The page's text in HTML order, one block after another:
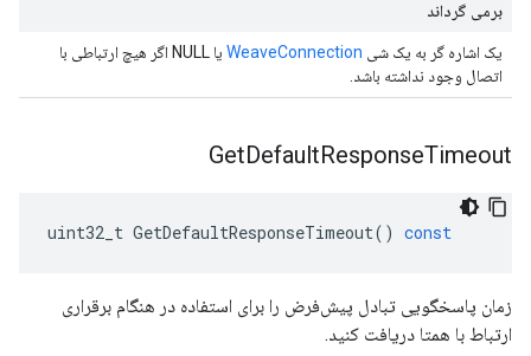
برمی گرداند
یک اشاره گر به یک شی WeaveConnection
یا NULL اگر هیچ ارتباطی با
اتصال وجود نداشته باشد.
GetDefaultResponseTimeout
uint32_t GetDefaultResponseTimeout() const
زمان پاسخگویی تبادل پیش‌فرض را برای استفاده در هنگام برقراری
ارتباط با همتا دریافت کنید.